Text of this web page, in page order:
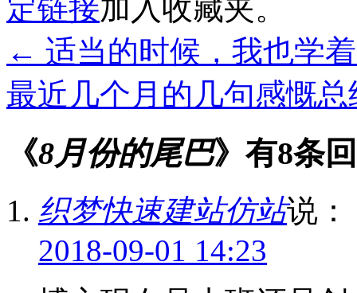
定链接加入收藏夹。
← 适当的时候，我也学
最近几个月的几句感慨
《8月份的尾巴》有8条
织梦快速建站仿站说：
2018-09-01 14:23